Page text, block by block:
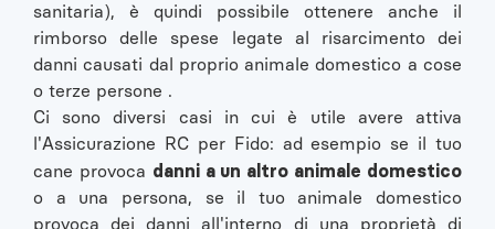
sanitaria), è quindi possibile ottenere anche il
rimborso delle spese legate al risarcimento dei
danni causati dal proprio animale domestico a cose
o terze persone .
Ci sono diversi casi in cui è utile avere attiva
l'Assicurazione RC per Fido: ad esempio se il tuo
cane provoca danni a un altro animale domestico
o a una persona, se il tuo animale domestico
provoca dei danni all'interno di una proprietà di